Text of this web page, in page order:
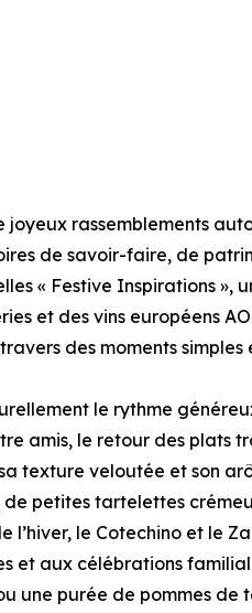
rassemblements
de savoir-faire, de
« Festive Inspirations »,
et des vins européens
des moments simples
le rythme
amis, le retour des plats
texture veloutée et son
petites tartelettes
l’hiver, le Cotechino et le
et aux célébrations
une purée de pommes de